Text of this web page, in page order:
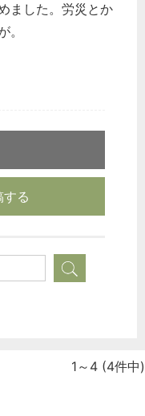
ました。労災とか
。
る
1～4 (4件中)